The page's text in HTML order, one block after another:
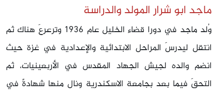
ماجد ابو شرار المولد والدراسة
وُلد ماجد في دورا قضاء الخليل عام 1936 وترعرعَ هناك ثم
انتقل ليدرسَ المراحل الابتدائية والإعدادية في غزة حيث
انضم والده لجيش الجهاد المقدس في الأربعينيات، ثم
التحقَ فيما بعد بجامعة الاسكندرية ونال منها شهادةً في